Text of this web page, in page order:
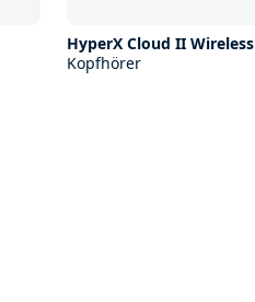
HyperX Cloud II Wireless
Kopfhörer